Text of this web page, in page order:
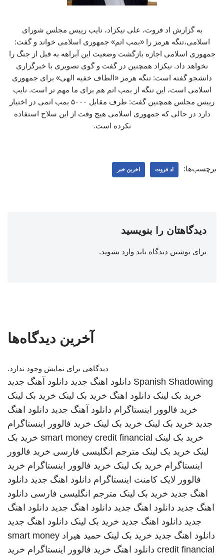
به گزارش اد فروت، علی نیکزاد، نایب رییس مجلس شورای
اسلامی،تنگه هرمز را «بمب اتم» جمهوری اسلامی خواند و گفت:
جمهوری اسلامی اجازه بازگشت وضعیت این آبراهه به قبل از جنگ را
نخواهد داد. نیکزاد همچنین در گفت و گوی تصویری با خبرگزاری
دانشجو گفته است: تنگه هرمز «الطاف خفیه الهی» برای جمهوری
اسلامی است، این تنگه از بمب اتم هم برای ما مهم تر است. نایب
رییس مجلس همچنین گفت: طرف مقابل ۵۰۰۰ بمب اتمی در اختیار
دارد در حالی که جمهوری اسلامی هیچ وقت از این سلاح استفاده
نکرده است.
برچسب‌ها: اد فروت اخرین خبر
دیدگاهتان را بنویسید
برای نوشتن دیدگاه باید وارد بشوید.
آخرین دیدگاه‌ها
دیدگاهی برای نمایش وجود ندارد.
Spanish Shadowing دانلود اهنگ جدید دانلود آهنگ جدید
خرید بک لینک دانلود اهنگ خرید بک لینک خرید بک لینک
خرید فالوور اینستاگرام دانلود آهنگ جدید دانلود اهنگ
جدید خرید بک لینک خرید بک لینک خرید فالوور اینستاگرام
خرید بک لینک smart money credit financial خرید بک
لینک خرید بک لینک مترجم انگلیسی فارسی خرید فالوور
اینستاگرام خرید بک لینک خرید فالوور اینستاگرام خرید
فالوور لایک کامنت اینستاگرام دانلود اهنگ جدید دانلود
اهنگ جدید خرید بک لینک مترجم انگلیسی فارسی دانلود
اهنگ جدید دانلود اهنگ جدید دانلود اهنگ جدید دانلود اهنگ
جدید دانلود اهنگ جدید خرید بک لینک دانلود اهنگ جدید
دانلود اهنگ جدید خرید بک لینک حمید هیراد smart money
credit financial دانلود اهنگ خرید فالوور اینستاگرام خرید